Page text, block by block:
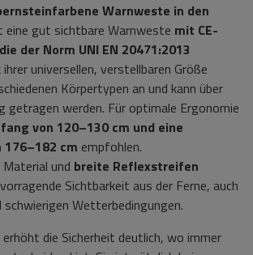
Warnweste in den
eine gut sichtbare Warnweste mit CE-
der Norm UNI EN 20471:2013
ihrer universellen, verstellbaren Größe
Körpertypen an und kann über
getragen werden. Für optimale Ergonomie
von 120–130 cm und eine
cm empfohlen.
und breite Reflexstreifen
Sichtbarkeit aus der Ferne, auch
schwierigen Wetterbedingungen.
die Sicherheit deutlich, wo immer